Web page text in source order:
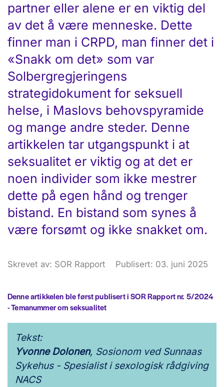
partner eller alene er en viktig del
av det å være menneske. Dette
finner man i CRPD, man finner det i
«Snakk om det» som var
Solbergregjeringens
strategidokument for seksuell
helse, i Maslovs behovspyramide
og mange andre steder. Denne
artikkelen tar utgangspunkt i at
seksualitet er viktig og at det er
noen individer som ikke mestrer
dette på egen hånd og trenger
bistand. En bistand som synes å
være forsømt og ikke snakket om.
Skrevet av: SOR Rapport Publisert: 03. juni 2025
Denne artikkelen ble først publisert i SOR Rapport nr. 5/2024
- Temanummer om seksualitet
Tekst:
Yvonne Dolonen, Sosionom ved Sunnaas
Sykehus - Spesialist i sexologisk rådgiving
NACS